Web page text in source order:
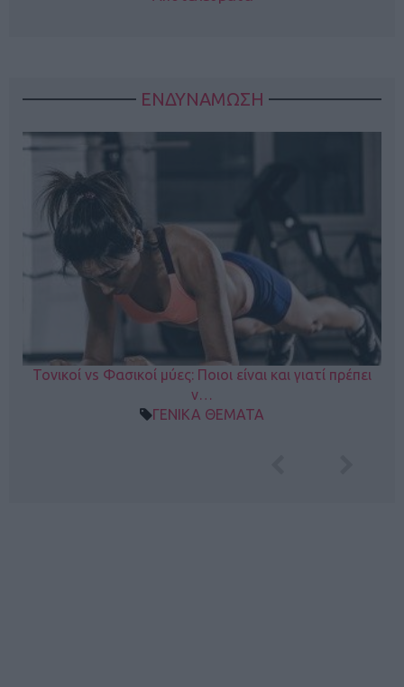
ΕΝΔΥΝΑΜΩΣΗ
Τονικοί vs Φασικοί μύες: Ποιοι είναι και γιατί πρέπει
ν…
ΓΕΝΙΚΑ ΘΕΜΑΤΑ